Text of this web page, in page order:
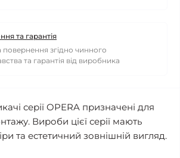
та гарантія
повернення згідно чинного
та гарантія від виробника
серії OPERA призначені для
Вироби цієї серії мають
та естетичний зовнішній вигляд.